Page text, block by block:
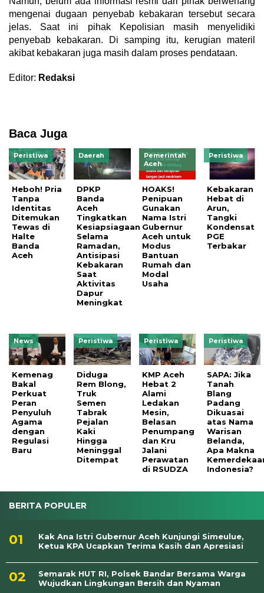
mengenai dugaan penyebab kebakaran tersebut secara
jelas. Saat ini pihak Kepolisian masih menyelidiki
penyebab kebakaran. Di samping itu, kerugian materil
akibat kebakaran juga masih dalam proses pendataan.
Editor: Redaksi
Baca Juga
Peristiwa
Heboh! Pria
Tanpa
Identitas
Ditemukan
Tewas di
Halte
Banda
Aceh
Daerah
DPKP
Banda
Aceh
Tingkatkan
Kesiapsiagaan
Selama
Ramadan,
Antisipasi
Kebakaran
Saat
Aktivitas
Dapur
Meningkat
Pemerintah
Aceh
HOAKS!
Penipuan
Gunakan
Nama Istri
Gubernur
Aceh untuk
Modus
Bantuan
Rumah dan
Modal
Usaha
Peristiwa
Kebakaran
Hebat di
Arun,
Tangki
Kondensat
PGE
Terbakar
News
Kemenag
Bakal
Perkuat
Peran
Penyuluh
Agama
dengan
Regulasi
Baru
Peristiwa
Diduga
Rem Blong,
Truk
Semen
Tabrak
Pejalan
Kaki
Hingga
Meninggal
Ditempat
Peristiwa
KMP Aceh
Hebat 2
Alami
Ledakan
Mesin,
Belasan
Penumpang
dan Kru
Jalani
Perawatan
di RSUDZA
Peristiwa
SAPA: Jika
Tanah
Blang
Padang
Dikuasai
atas Nama
Warisan
Belanda,
Apa Makna
Indonesia?
BERITA POPULER
Kak Ana Istri Gubernur Aceh Kunjungi Simeulue,
Ketua KPA Ucapkan Terima Kasih dan Apresiasi
Semarak HUT RI, Polsek Bandar Bersama Warga
Wujudkan Lingkungan Bersih dan Nyaman